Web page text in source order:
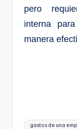
pero
interna
manera
Etiquetas:
gastos de una